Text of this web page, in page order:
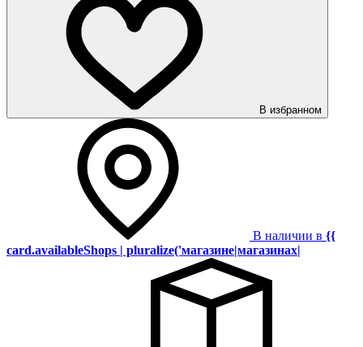
В избранном
В наличии в {{
card.availableShops | pluralize('магазине|магазинах|